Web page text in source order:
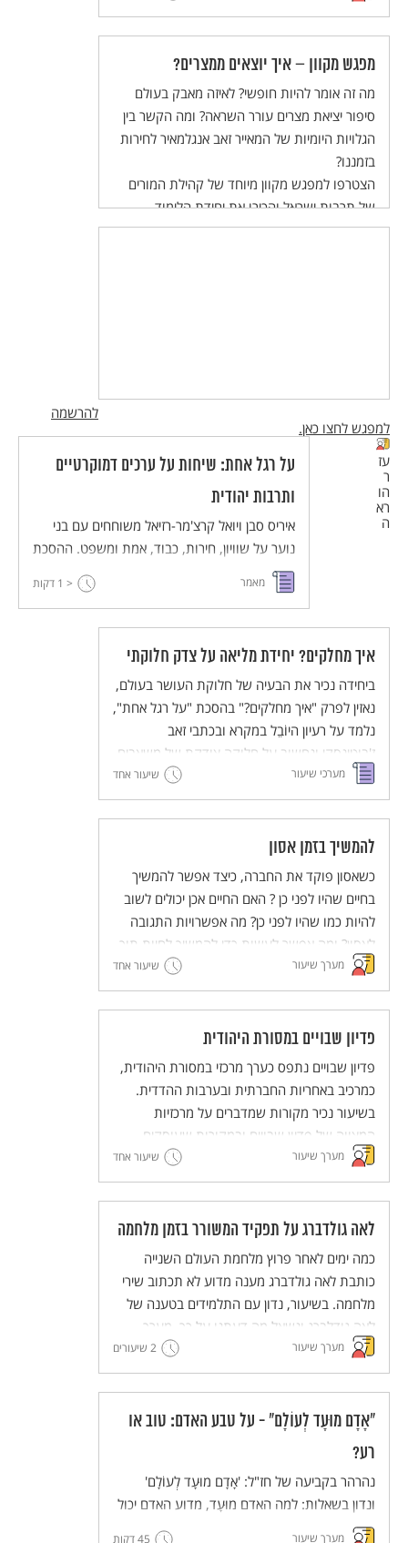
מפגש מקוון – איך יוצאים ממצרים?
מה זה אומר להיות חופשי? לאיזה מאבק בעולם
סיפור יציאת מצרים עורר השראה? ומה הקשר בין
הגלויות היומיות של המאייר זאב אנגלמאיר לחירות
בזמננו?
הצטרפו למפגש מקוון מיוחד של קהילת המורים
של תרבות ישראל והכירו את יחידת הלימוד
להוראה בכיתה, המשלבת הסכת שהופקה במיוחד
להרשמה
למפגש לחצו כאן.
עז
ר
הו
רא
ה
על רגל אחת: שיחות על ערכים דמוקרטיים
ותרבות יהודית
איריס סבן ויואל קרצ'מר-רזיאל משוחחים עם בני
נוער על שוויון, חירות, כבוד, אמת ומשפט. ההסכת
מיועד לשילוב בהוראה בחטיבת הביניים במקצועות
החברה והרוח, ויש בו חמישה עשר פרקים באורך
מאמר < 1 דקות
איך מחלקים? יחידת מליאה על צדק חלוקתי
ביחידה נכיר את הבעיה של חלוקת העושר בעולם,
נאזין לפרק "איך מחלקים?" בהסכת "על רגל אחת",
נלמד על רעיון היוֹבֵל במקרא ובכתבי זאב
ז'בוטינסקי ונחשוב על חלוקה צודקת של משאבים.
מערכי שיעור שיעור אחד
להמשיך בזמן אסון
כשאסון פוקד את החברה, כיצד אפשר להמשיך
בחיים שהיו לפני כן ? האם החיים אכן יכולים לשוב
להיות כמו שהיו לפני כן? מה אפשרויות התגובה
לאסון? ומה אפשר לעשות כדי להמשיך לחיות תוך
כדי זיכרון צורב?
מערך שיעור שיעור אחד
פדיון שבויים במסורת היהודית
פדיון שבויים נתפס כערך מרכזי במסורת היהודית,
כמרכיב באחריות החברתית ובערבות ההדדית.
בשיעור נכיר מקורות שמדברים על מרכזיות
המצווה של פדיון שבויים ובמקורות שעוסקים
במגבלות על חיוב זה. נקיים דיון כיתתי מבוסס
מקורות על הערך ועל יישומו במציאות בת זמננו.
מערך שיעור שיעור אחד
לאה גולדברג על תפקיד המשורר בזמן מלחמה
כמה ימים לאחר פרוץ מלחמת העולם השנייה
כותבת לאה גולדברג מענה מדוע לא תכתוב שירי
מלחמה. בשיעור, נדון עם התלמידים בטענה של
לאה גודלברג ונשאל מה דעתנו על כך. מערך
שיעור לימים קשים.
מערך שיעור 2 שיעורים
"אָדָם מוּעָד לְעוֹלָם" - על טבע האדם: טוב או
רע?
נהרהר בקביעה של חז"ל: 'אָדָם מוּעָד לְעוֹלָם'
ונדון בשאלות: למה האדם מוּעָד, מדוע האדם יכול
להזיק כמו חיות שאינן מאולפות?
מערך שיעור 45 דקות